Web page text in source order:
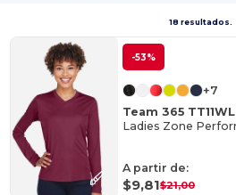
18 resultados.
-53%
+7
Team 365 TT11WL
A partir de:
$9,81$21,00